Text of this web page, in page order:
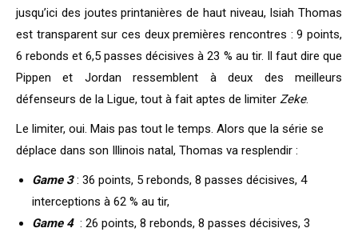
jusqu’ici des joutes printanières de haut niveau, Isiah Thomas
est transparent sur ces deux premières rencontres : 9 points,
6 rebonds et 6,5 passes décisives à 23 % au tir. Il faut dire que
Pippen et Jordan ressemblent à deux des meilleurs
défenseurs de la Ligue, tout à fait aptes de limiter Zeke.
Le limiter, oui. Mais pas tout le temps. Alors que la série se
déplace dans son Illinois natal, Thomas va resplendir :
Game 3: 36 points, 5 rebonds, 8 passes décisives, 4
interceptions à 62 % au tir,
Game 4 : 26 points, 8 rebonds, 8 passes décisives, 3